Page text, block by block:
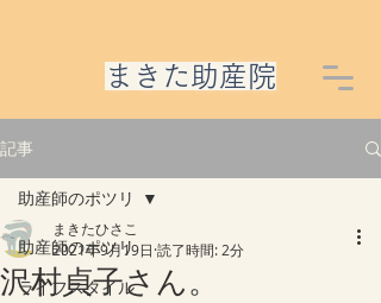
​まきた助産院
記事
助産師のポツリ
ライフスタイル
助産師のポツリ
沢村貞子さん。
まきたひさこ
2021年9月19日 読了時間: 2分